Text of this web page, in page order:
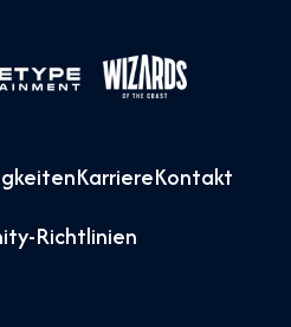
KarriereKontakt
Richtlinien